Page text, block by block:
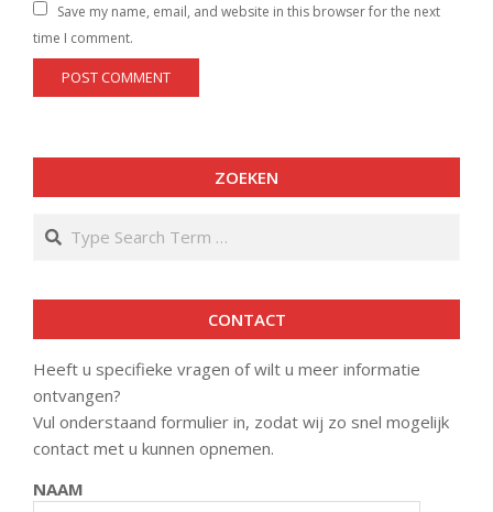
Save my name, email, and website in this browser for the next
time I comment.
ZOEKEN
Search
CONTACT
Heeft u specifieke vragen of wilt u meer informatie
ontvangen?
Vul onderstaand formulier in, zodat wij zo snel mogelijk
contact met u kunnen opnemen.
NAAM